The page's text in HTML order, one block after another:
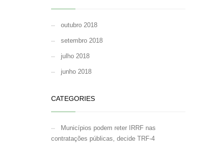
outubro 2018
setembro 2018
julho 2018
junho 2018
CATEGORIES
Municípios podem reter IRRF nas
contratações públicas, decide TRF-4